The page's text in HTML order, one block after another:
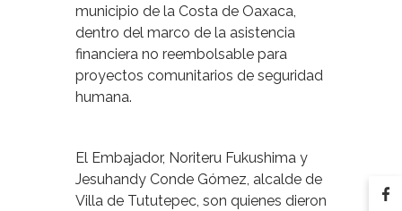
municipio de la Costa de Oaxaca,
dentro del marco de la asistencia
financiera no reembolsable para
proyectos comunitarios de seguridad
humana.
El Embajador, Noriteru Fukushima y
Jesuhandy Conde Gómez, alcalde de
Villa de Tututepec, son quienes dieron